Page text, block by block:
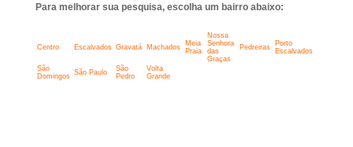
Para melhorar sua pesquisa, escolha um bairro abaixo:
Centro Escalvados Gravatá Machados
Meia
Praia
Nossa
Senhora
das
Graças
Pedreiras
Porto
Escalvados
São
Domingos São Paulo
São
Pedro
Volta
Grande